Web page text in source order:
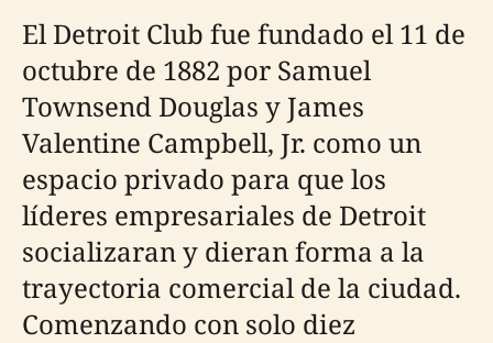
El Detroit Club fue fundado el 11 de
octubre de 1882 por Samuel
Townsend Douglas y James
Valentine Campbell, Jr. como un
espacio privado para que los
líderes empresariales de Detroit
socializaran y dieran forma a la
trayectoria comercial de la ciudad.
Comenzando con solo diez